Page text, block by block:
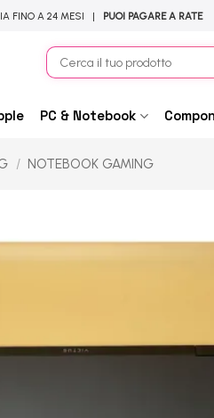
FINO A 24 MESI | PUOI PAGARE A RATE
Cerca:
PC & Notebook
/ NOTEBOOK GAMING